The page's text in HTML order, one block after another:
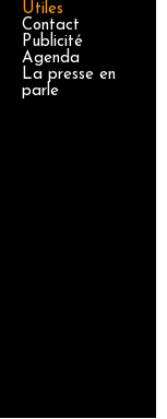
Utiles
Contact
Publicité
Agenda
La presse en
parle